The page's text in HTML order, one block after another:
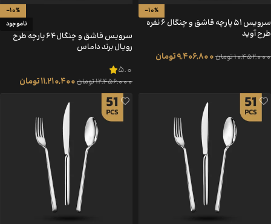
-10%
سرویس 51 پارچه قاشق و چنگال 6 نفره
طرح آوید
10,452,000تومان9,406,800تومان
-10%
ناموجود
سرویس قاشق و چنگال 64 پارچه طرح
رویال برند داماس
5.0
12,456,000تومان11,210,400تومان